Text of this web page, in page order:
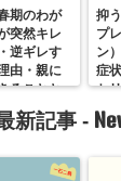
期のわが
突然キレ
逆ギレす
由・親に
ることと
抑
プ
ン
症
セ
とは
新記事 -